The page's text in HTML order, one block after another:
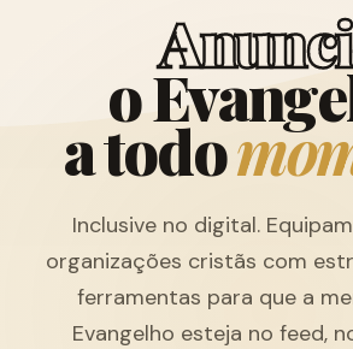
Anunci
oEvange
atodomo
Inclusive no digital.
organizações cristãs com
ferramentas para que a
Evangelho esteja no feed,